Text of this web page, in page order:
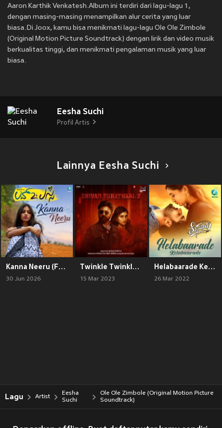
Aaron Karthik Venkatesh.Album ini terdiri dari lagu-lagu 1,
dengan masing-masing menampilkan alur cerita yang luar
biasa.Di Joox, kamu bisa menikmati lagu-lagu Ole Ole Zimbole
(Original Motion Picture Soundtrack) dengan lirik dan video musik
berkualitas tinggi, dan menikmati pengalaman musik yang luar
biasa.
Eesha Suchi
Profil Artis
Lainnya Eesha Suchi
Kanna Neeru (From "Love 2 Lassi")
30 Jun 2026
Twinkle Twinkle (From "Shivaji Surathkal 2")
15 Mar 2023
Helabaarade Kelabaarade (From "Mysuru")
26 Mar 2022
Lagu Artist
Eesha
Suchi
Ole Ole Zimbole (Original Motion Picture
Soundtrack)